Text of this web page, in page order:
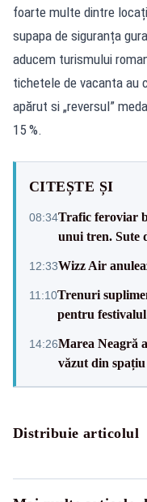
foarte multe dintre
supapa de siguranța
aducem turismului
tichetele de vacanta au
apărut si „reversul”
15 %.
CITEȘTE ȘI
08:34Trafic feroviar
unui tren. Sute
12:33Wizz Air
11:10Trenuri
pentru festivalul
14:26Marea Neagră
văzut din spațiu
Distribuie articolul